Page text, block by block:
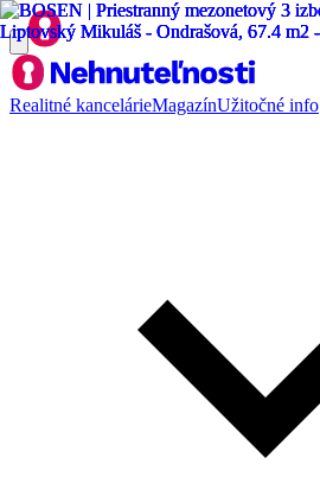
Realitné kancelárieMagazínUžitočné info